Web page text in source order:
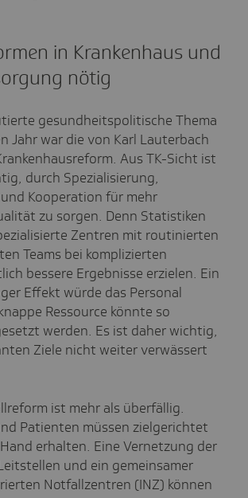
in Krankenhaus und
nötig
gesundheitspolitische Thema
Jahr war die von Karl Lauterbach
Aus TK-Sicht ist
durch Spezialisierung,
Kooperation für mehr
zu sorgen. Denn Statistiken
Zentren mit routinierten
Teams bei komplizierten
bessere Ergebnisse erzielen. Ein
Effekt würde das Personal
Ressource könnte so
werden. Es ist daher wichtig,
Ziele nicht weiter verwässert
ist mehr als überfällig.
Patienten müssen zielgerichtet
erhalten. Eine Vernetzung der
und ein gemeinsamer
Notfallzentren (INZ) können